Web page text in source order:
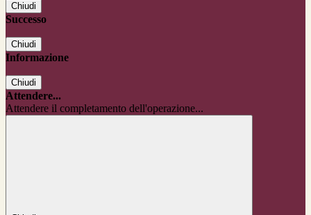
Chiudi
Successo
Chiudi
Informazione
Chiudi
Attendere...
Attendere il completamento dell'operazione...